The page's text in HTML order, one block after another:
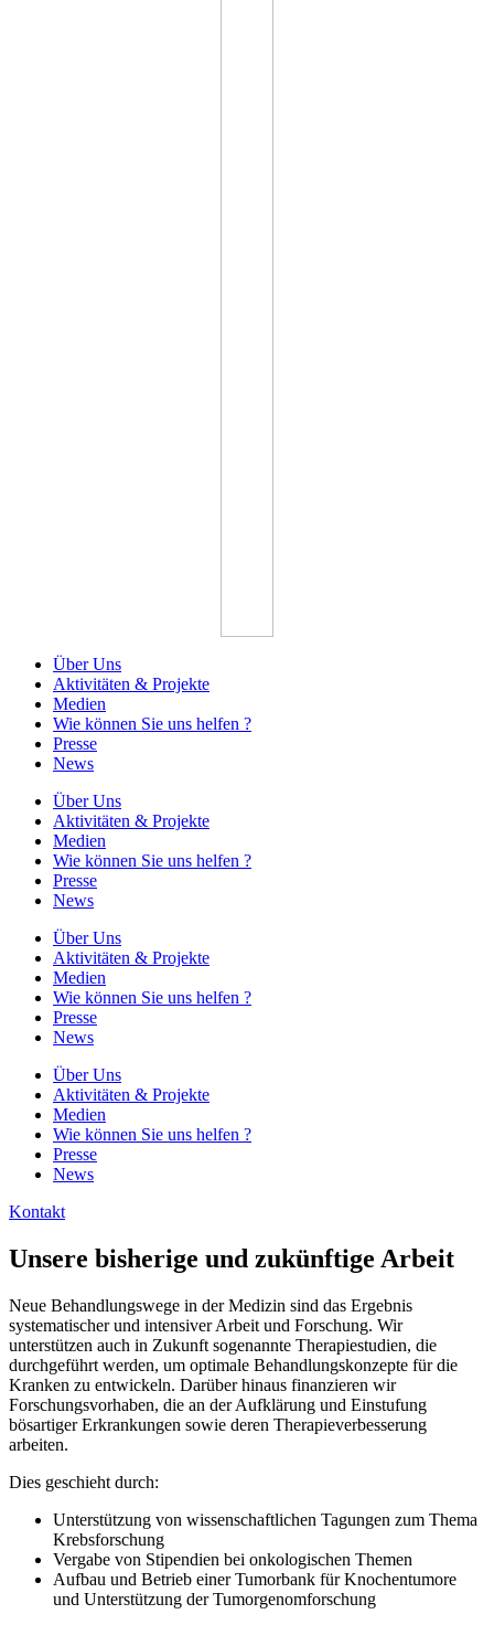
Über Uns
Aktivitäten & Projekte
Medien
Wie können Sie uns helfen ?
Presse
News
Über Uns
Aktivitäten & Projekte
Medien
Wie können Sie uns helfen ?
Presse
News
Über Uns
Aktivitäten & Projekte
Medien
Wie können Sie uns helfen ?
Presse
News
Über Uns
Aktivitäten & Projekte
Medien
Wie können Sie uns helfen ?
Presse
News
Kontakt
Unsere bisherige und zukünftige Arbeit
Neue Behandlungswege in der Medizin sind das Ergebnis
systematischer und intensiver Arbeit und Forschung. Wir
unterstützen auch in Zukunft sogenannte Therapiestudien, die
durchgeführt werden, um optimale Behandlungskonzepte für die
Kranken zu entwickeln. Darüber hinaus finanzieren wir
Forschungsvorhaben, die an der Aufklärung und Einstufung
bösartiger Erkrankungen sowie deren Therapieverbesserung
arbeiten.
Dies geschieht durch:
Unterstützung von wissenschaftlichen Tagungen zum Thema
Krebsforschung
Vergabe von Stipendien bei onkologischen Themen
Aufbau und Betrieb einer Tumorbank für Knochentumore
und Unterstützung der Tumorgenomforschung